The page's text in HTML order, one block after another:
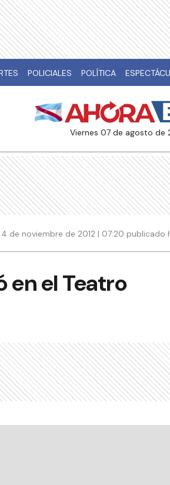
POLICIALES POLÍTICA
viernes 07 de agosto de
4 de noviembre de 2012 | 07:20 publicado
en el Teatro